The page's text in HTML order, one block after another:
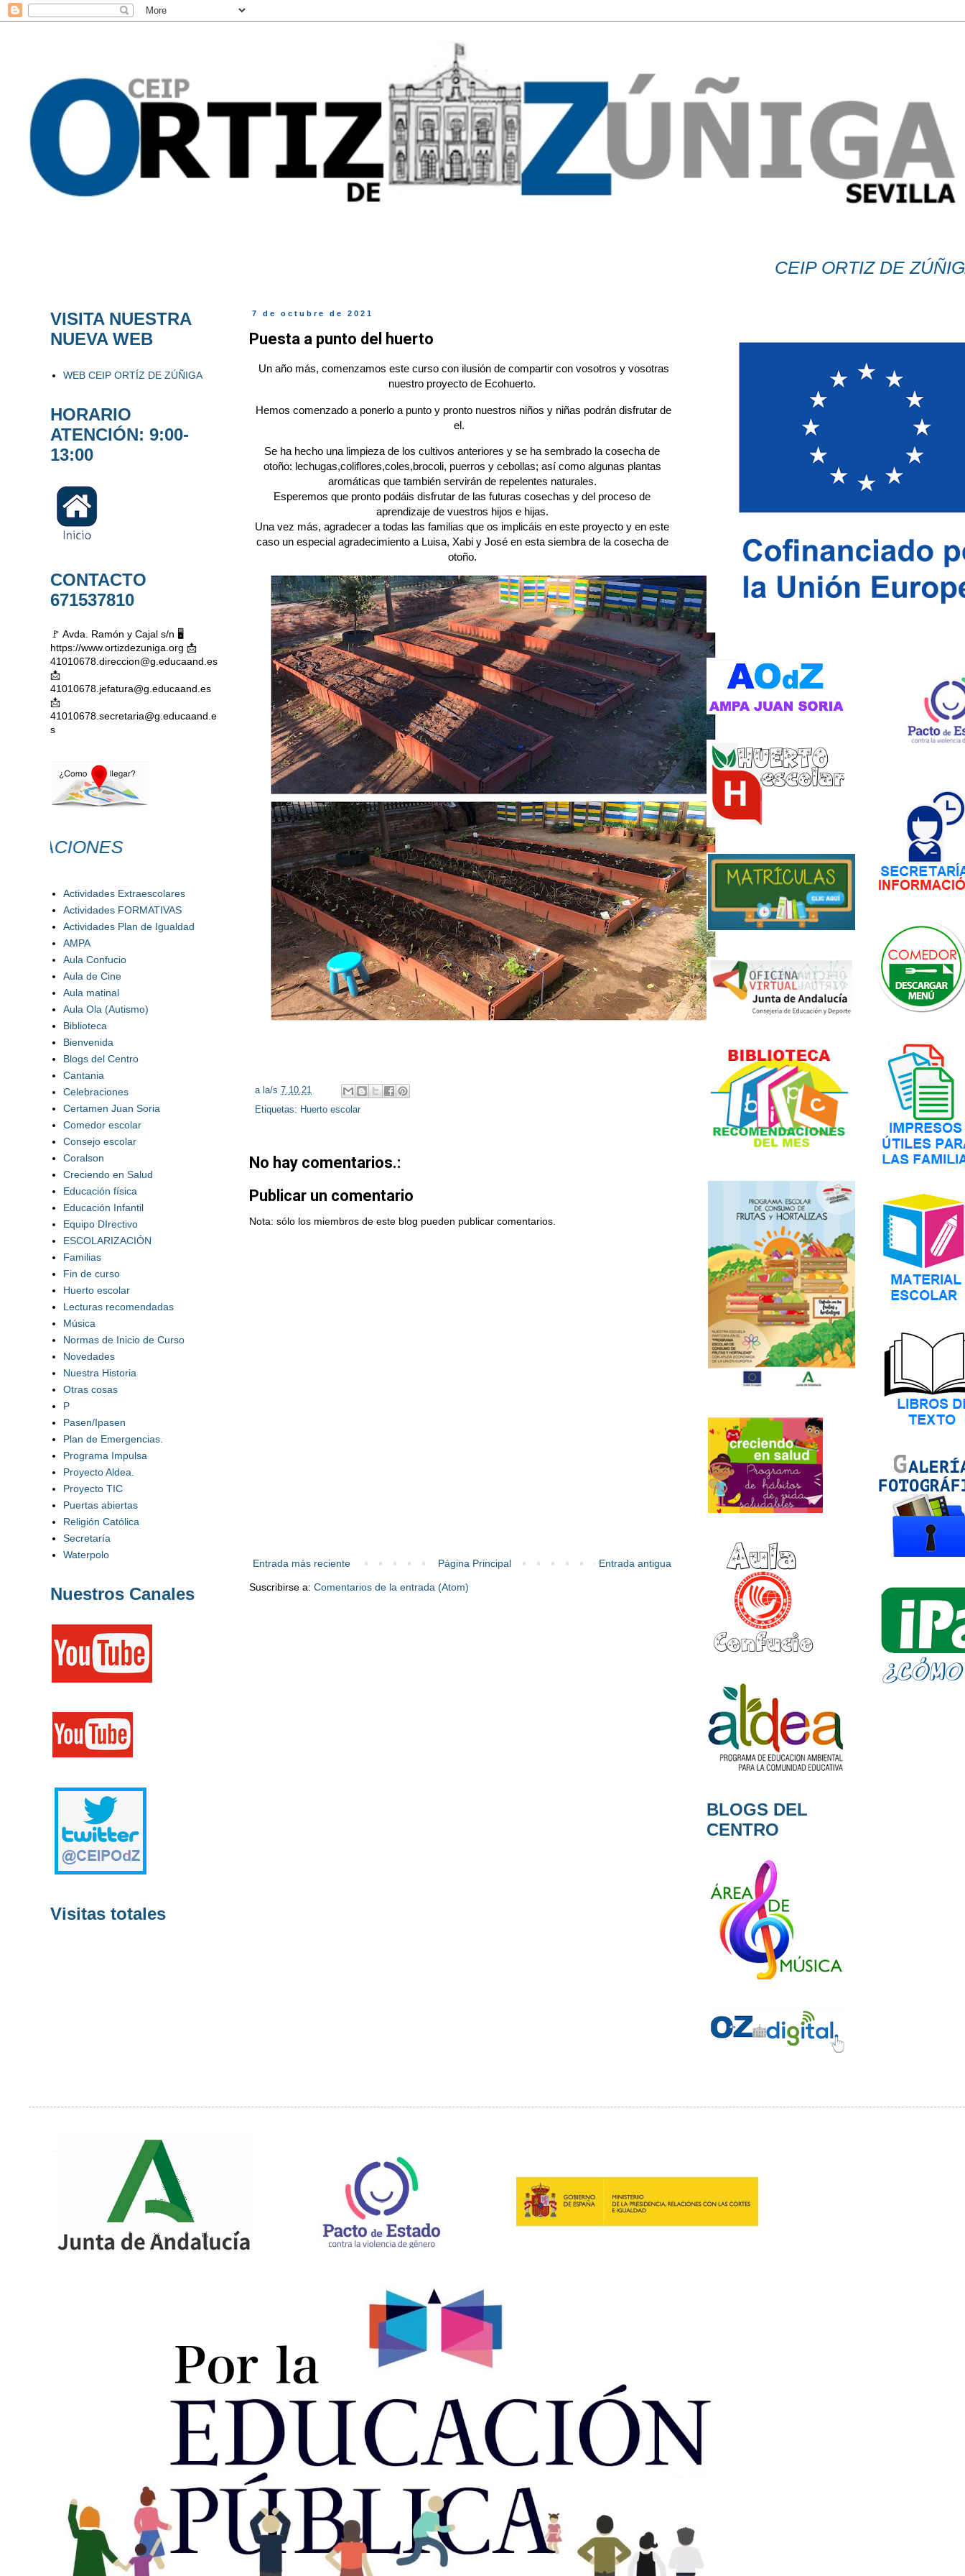
CEIP ORTIZ DE ZÚÑIGA
7 de octubre de 2021
Puesta a punto del huerto
Un año más, comenzamos este curso con ilusión de compartir con vosotros y vosotras
nuestro proyecto de Ecohuerto.
Hemos comenzado a ponerlo a punto y pronto nuestros niños y niñas podrán disfrutar de
el.
Se ha hecho una limpieza de los cultivos anteriores y se ha sembrado la cosecha de
otoño: lechugas,coliflores,coles,brocoli, puerros y cebollas; así como algunas plantas
aromáticas que también servirán de repelentes naturales.
Esperemos que pronto podáis disfrutar de las futuras cosechas y del proceso de
aprendizaje de vuestros hijos e hijas.
Una vez más, agradecer a todas las familias que os implicáis en este proyecto y en este
caso un especial agradecimiento a Luisa, Xabi y José en esta siembra de la cosecha de
otoño.
a la/s 7.10.21
Etiquetas: Huerto escolar
No hay comentarios.:
Publicar un comentario
Nota: sólo los miembros de este blog pueden publicar comentarios.
Entrada más reciente Entrada antigua
Página Principal
Suscribirse a: Comentarios de la entrada (Atom)
VISITA NUESTRA
NUEVA WEB
WEB CEIP ORTÍZ DE ZÚÑIGA
HORARIO
ATENCIÓN: 9:00-
13:00
CONTACTO
671537810
🚩 Avda. Ramón y Cajal s/n 🖥️
https://www.ortizdezuniga.org 📩
41010678.direccion@g.educaand.es
📩
41010678.jefatura@g.educaand.es
📩
41010678.secretaria@g.educaand.e
s
Actividades Extraescolares
Actividades FORMATIVAS
Actividades Plan de Igualdad
AMPA
Aula Confucio
Aula de Cine
Aula matinal
Aula Ola (Autismo)
Biblioteca
Bienvenida
Blogs del Centro
Cantania
Celebraciones
Certamen Juan Soria
Comedor escolar
Consejo escolar
Coralson
Creciendo en Salud
Educación física
Educación Infantil
Equipo DIrectivo
ESCOLARIZACIÓN
Familias
Fin de curso
Huerto escolar
Lecturas recomendadas
Música
Normas de Inicio de Curso
Novedades
Nuestra Historia
Otras cosas
P
Pasen/Ipasen
Plan de Emergencias.
Programa Impulsa
Proyecto Aldea.
Proyecto TIC
Puertas abiertas
Religión Católica
Secretaría
Waterpolo
Nuestros Canales
Visitas totales
BLOGS DEL
CENTRO